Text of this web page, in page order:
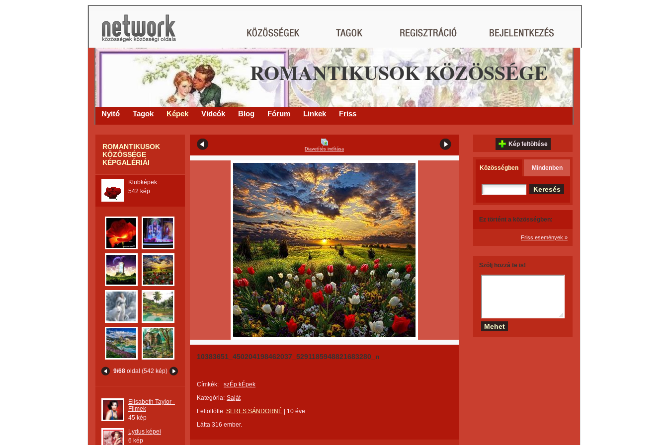
ROMANTIKUSOK KÖZÖSSÉGE
Nyitó Tagok Képek Videók Blog Fórum Linkek Friss
ROMANTIKUSOK
KÖZÖSSÉGE
KÉPGALÉRIÁI
Klubképek
542 kép
9/68oldal (542 kép)
Elisabeth Taylor -
Filmek
45 kép
Lydus képei
6 kép
Diavetítés indítása
10383651_450204198462037_5291185948821683280_n
Címkék:
szÉp kÉpek
Kategória: Saját
Feltöltötte: SERES SÁNDORNÉ
10 éve
Látta 316 ember.
Kép feltöltése
Közösségben Mindenben
Ez történt a közösségben:
Friss események »
Szólj hozzá te is!